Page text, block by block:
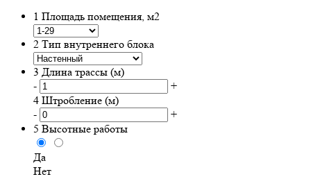
1 Площадь помещения, м2
2 Тип внутреннего блока
3 Длина трассы (м)
-
+
4 Штробление (м)
-
+
5 Высотные работы
Да
Нет